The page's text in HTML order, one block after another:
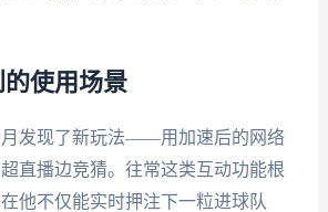
使用场景
月发现了新玩法——用加速后的网络
直播边竞猜。往常这类互动功能根
他不仅能实时押注下一粒进球队